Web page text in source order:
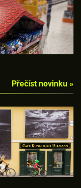
Přečíst novinku »